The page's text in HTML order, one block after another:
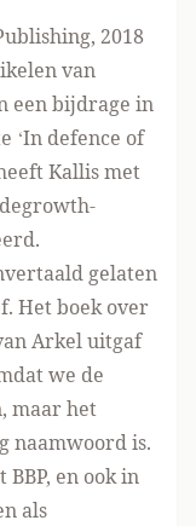
2018
van
een bijdrage in
‘In defence of
Kallis met
gelaten
Het boek over
Arkel uitgaf
we de
maar het
naamwoord is.
BBP, en ook in
als